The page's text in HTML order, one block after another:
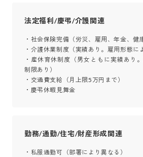
法定福利/慶弔/介護関連
・社会保険完備（労災、雇用、年金、健
・介護休業制度（実績あり。雇用形態に
・産休育休制度（男女ともに実績あり
制限あり）
・交通費支給（月上限5万円まで）
・慶弔休暇見舞金
勤務/通勤/住宅/財産形成関連
・私服通勤可（部署により異なる）